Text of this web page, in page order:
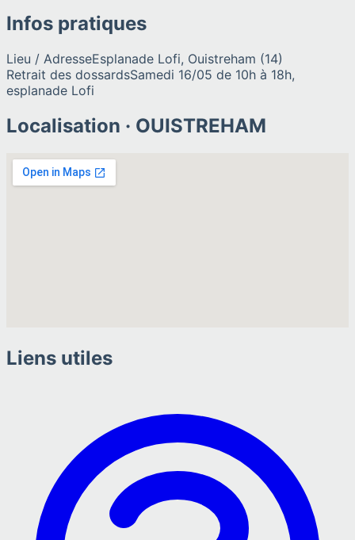
Infos pratiques
Lieu / AdresseEsplanade Lofi, Ouistreham (14)
Retrait des dossardsSamedi 16/05 de 10h à 18h,
esplanade Lofi
Localisation · OUISTREHAM
Liens utiles